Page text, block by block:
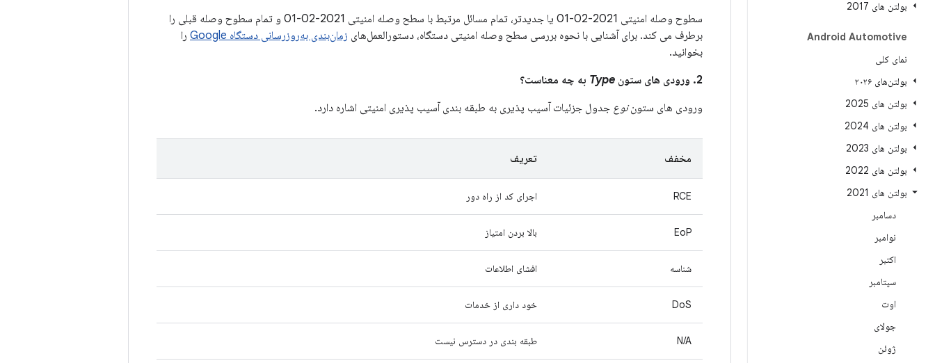
بولتن های 2017
Android Automotive
نمای کلی
بولتن‌های ۲۰۲۶
بولتن های 2025
بولتن های 2024
بولتن های 2023
بولتن های 2022
بولتن های 2021
دسامبر
نوامبر
اکتبر
سپتامبر
اوت
جولای
ژوئن
سطوح وصله امنیتی 2021-02-01 یا جدیدتر، تمام مسائل مرتبط با سطح وصله امنیتی 2021-02-01 و تمام سطوح وصله قبلی را
برطرف می کند. برای آشنایی با نحوه بررسی سطح وصله امنیتی دستگاه، دستورالعمل‌های زمان‌بندی به‌روزرسانی دستگاه Google
را
بخوانید.
2. ورودی های ستون
Type به چه معناست؟
ورودی های ستوننوع جدول جزئیات آسیب پذیری به طبقه بندی آسیب پذیری امنیتی اشاره دارد.
مخفف تعریف
RCE اجرای کد از راه دور
EoP بالا بردن امتیاز
شناسه افشای اطلاعات
DoS خود داری از خدمات
N/A طبقه بندی در دسترس نیست